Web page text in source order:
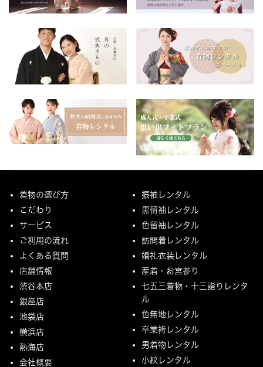
着物の選び方
こだわり
サービス
ご利用の流れ
よくある質問
店舗情報
渋谷本店
銀座店
池袋店
横浜店
熱海店
会社概要
振袖レンタル
黒留袖レンタル
色留袖レンタル
訪問着レンタル
婚礼衣装レンタル
産着・お宮参り
七五三着物・十三詣りレンタ
ル
色無地レンタル
卒業袴レンタル
男着物レンタル
小紋レンタル